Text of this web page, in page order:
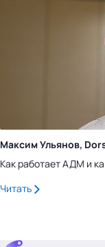
Максим Ульянов,
Как работает АДМ и
Читать